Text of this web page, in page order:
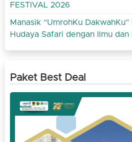
FESTIVAL 2026
Manasik “UmrohKu
Hudaya Safari dengan Ilmu dan
Paket Best Deal